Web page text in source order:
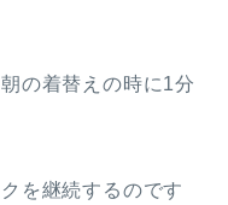
の着替えの時に1分
を継続するのです